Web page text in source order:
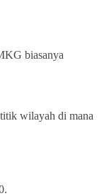
biasanya
wilayah di mana